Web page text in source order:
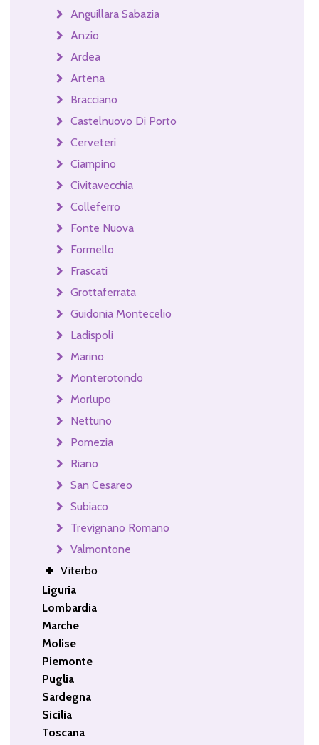
Anguillara Sabazia
Anzio
Ardea
Artena
Bracciano
Castelnuovo Di Porto
Cerveteri
Ciampino
Civitavecchia
Colleferro
Fonte Nuova
Formello
Frascati
Grottaferrata
Guidonia Montecelio
Ladispoli
Marino
Monterotondo
Morlupo
Nettuno
Pomezia
Riano
San Cesareo
Subiaco
Trevignano Romano
Valmontone
Viterbo
Liguria
Lombardia
Marche
Molise
Piemonte
Puglia
Sardegna
Sicilia
Toscana